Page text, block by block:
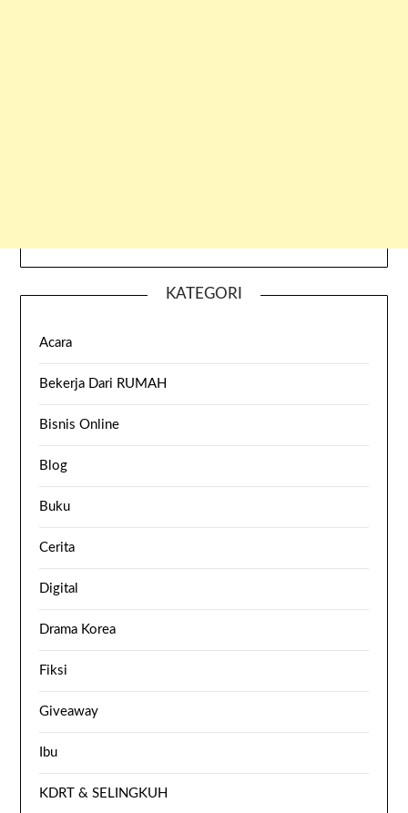
KATEGORI
Acara
Bekerja Dari RUMAH
Bisnis Online
Blog
Buku
Cerita
Digital
Drama Korea
Fiksi
Giveaway
Ibu
KDRT & SELINGKUH